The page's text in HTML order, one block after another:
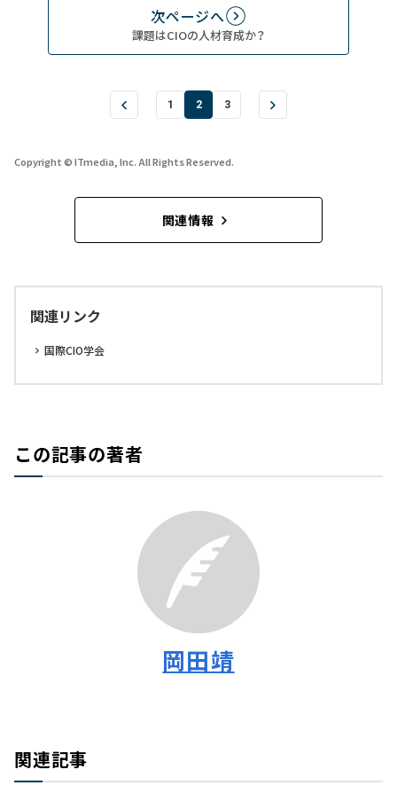
次ページへ
課題はCIOの人材育成か？
1 2 3
Copyright © ITmedia, Inc. All Rights Reserved.
関連情報
関連リンク
国際CIO学会
この記事の著者
岡田靖
関連記事